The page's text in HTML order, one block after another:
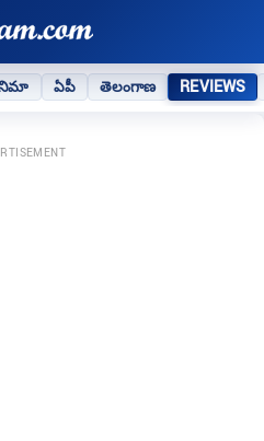
ఏపీ తెలంగాణ REVIEWS